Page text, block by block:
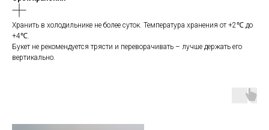
Хранить в холодильнике не более суток. Температура хранения от +2℃ до
+4℃.
Букет не рекомендуется трясти и переворачивать – лучше держать его
вертикально.